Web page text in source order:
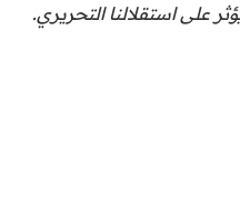
على استقلالنا التحريري.